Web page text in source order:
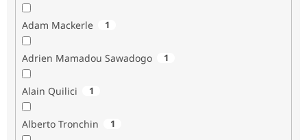
Adam Mackerle 1
Adrien Mamadou Sawadogo 1
Alain Quilici 1
Alberto Tronchin 1